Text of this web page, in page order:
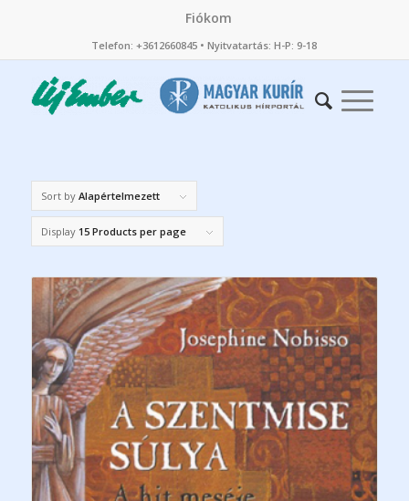
Fiókom
Telefon: +3612660845 • Nyitvatartás: H-P: 9-18
Sort by Alapértelmezett
Display 15 Products per page